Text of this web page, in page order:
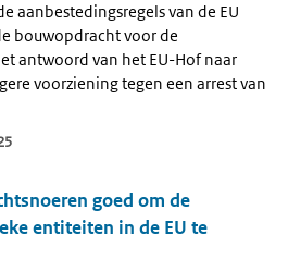
aanbestedingsregels van de EU
bouwopdracht voor de
antwoord van het EU-Hof naar
voorziening tegen een arrest van
goed om de
entiteiten in de EU te